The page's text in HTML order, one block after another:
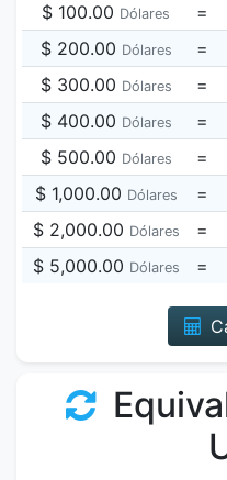
$ 100.00 Dólares =
$ 200.00 Dólares =
$ 300.00 Dólares =
$ 400.00 Dólares =
$ 500.00 Dólares =
$ 1,000.00 Dólares =
$ 2,000.00 Dólares =
$ 5,000.00 Dólares =